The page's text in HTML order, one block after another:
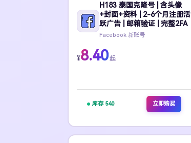
H183 泰国克隆号 | 含头像
+封面+资料 | 2-6个月注册活
跃广告 | 邮箱验证 | 完整2FA
Facebook 新账号
¥8.40起
库存 540 立即购买